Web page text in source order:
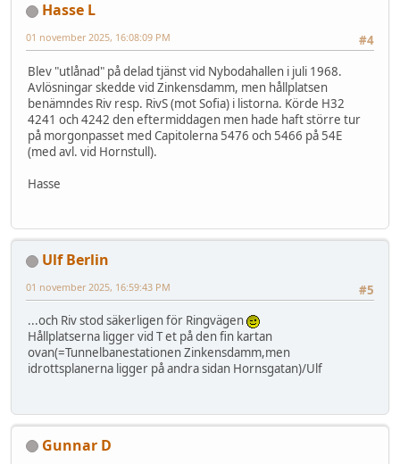
Hasse L
#4
01 november 2025, 16:08:09 PM
Blev "utlånad" på delad tjänst vid Nybodahallen i juli 1968.
Avlösningar skedde vid Zinkensdamm, men hållplatsen
benämndes Riv resp. RivS (mot Sofia) i listorna. Körde H32
4241 och 4242 den eftermiddagen men hade haft större tur
på morgonpasset med Capitolerna 5476 och 5466 på 54E
(med avl. vid Hornstull).
Hasse
Ulf Berlin
#5
01 november 2025, 16:59:43 PM
...och Riv stod säkerligen för Ringvägen
Hållplatserna ligger vid T et på den fin kartan
ovan(=Tunnelbanestationen Zinkensdamm,men
idrottsplanerna ligger på andra sidan Hornsgatan)/Ulf
Gunnar D